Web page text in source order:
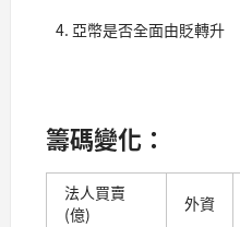
亞幣是否全面由貶轉升
籌碼變化：
法人買賣
(億)
外資